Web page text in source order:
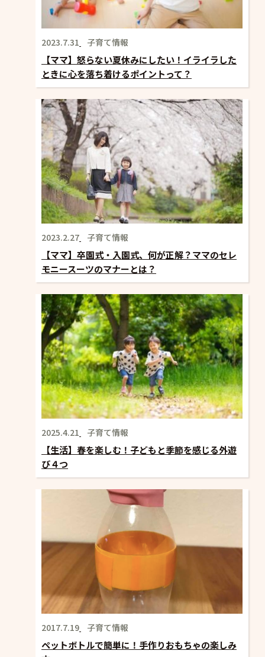
2023.7.31 子育て情報
【ママ】怒らない夏休みにしたい！イライラした
ときに心を落ち着けるポイントって？
2023.2.27 子育て情報
【ママ】卒園式・入園式、何が正解？ママのセレ
モニースーツのマナーとは？
2025.4.21 子育て情報
【生活】春を楽しむ！子どもと季節を感じる外遊
び４つ
2017.7.19 子育て情報
ペットボトルで簡単に！手作りおもちゃの楽しみ